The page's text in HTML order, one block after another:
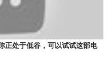
正处于低谷，可以试试这部电